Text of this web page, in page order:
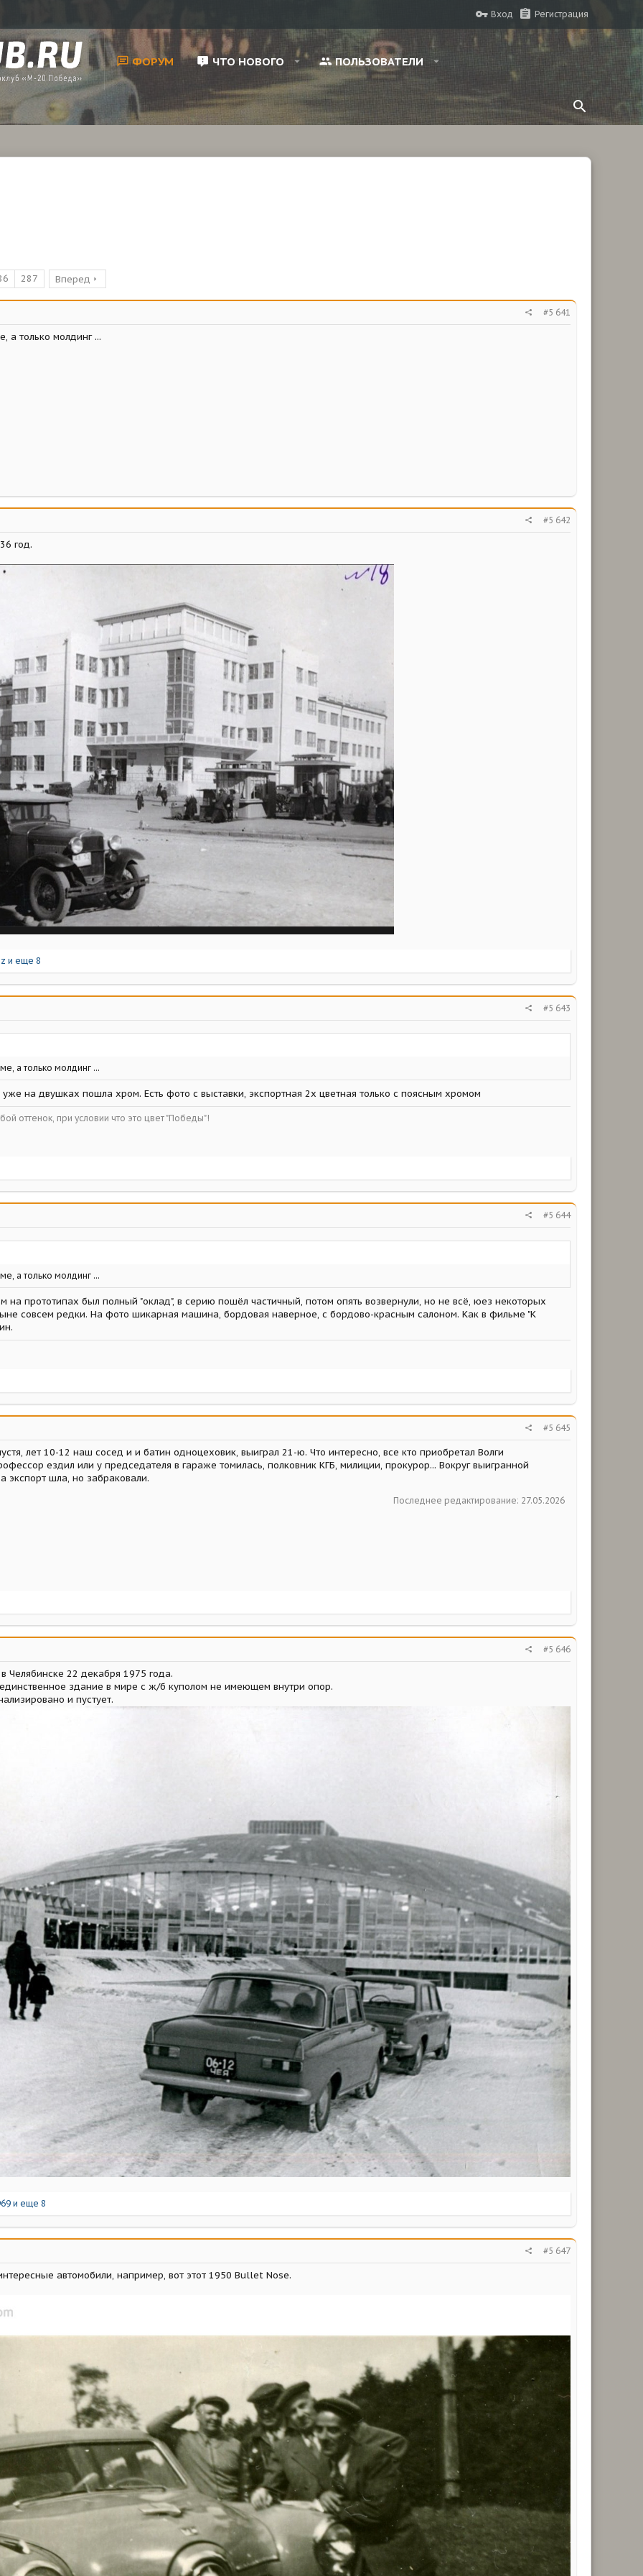
Вход Регистрация
ФОРУМ ЧТО НОВОГО ПОЛЬЗОВАТЕЛИ
287 Вперед
#5 641
а только молдинг ...
#5 642
год.
и еще 8
#5 643
а только молдинг ...
на двушках пошла хром. Есть фото с выставки, экспортная 2х цветная только с поясным хромом
оттенок, при условии что это цвет "Победы"!
#5 644
а только молдинг ...
на прототипах был полный "оклад", в серию пошёл частичный, потом опять возвернули, но не всё, юез некоторых
совсем редки. На фото шикарная машина, бордовая наверное, с бордово-красным салоном. Как в фильме "К
#5 645
лет 10-12 наш сосед и и батин одноцеховик, выиграл 21-ю. Что интересно, все кто приобретал Волги
ездил или у председателя в гараже томилась, полковник КГБ, милиции, прокурор... Вокруг выигранной
экспорт шла, но забраковали.
Последнее редактирование: 27.05.2026
#5 646
Челябинске 22 декабря 1975 года.
здание в мире с ж/б куполом не имеющем внутри опор.
и пустует.
и еще 8
#5 647
автомобили, например, вот этот 1950 Bullet Nose.